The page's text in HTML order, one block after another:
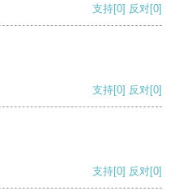
支持[0] 反对[0]
支持[0] 反对[0]
支持[0] 反对[0]